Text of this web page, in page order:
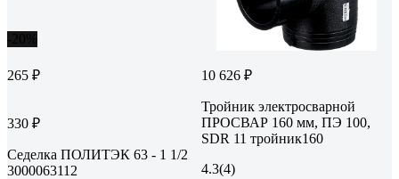
265 ₽
330 ₽
Седелка ПОЛИТЭК 63 - 1 1/2
3000063112
10 626 ₽
Тройник электросварной
ПРОСВАР 160 мм, ПЭ 100,
SDR 11 тройник160
4.3(4)